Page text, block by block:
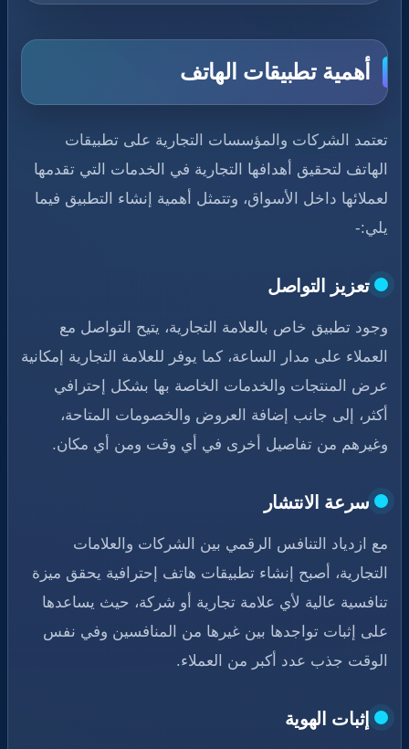
أهمية تطبيقات الهاتف
تعتمد الشركات والمؤسسات التجارية على تطبيقات
الهاتف لتحقيق أهدافها التجارية في الخدمات التي تقدمها
لعملائها داخل الأسواق، وتتمثل أهمية إنشاء التطبيق فيما
يلي:-
تعزيز التواصل
وجود تطبيق خاص بالعلامة التجارية، يتيح التواصل مع
العملاء على مدار الساعة، كما يوفر للعلامة التجارية إمكانية
عرض المنتجات والخدمات الخاصة بها بشكل إحترافي
أكثر، إلى جانب إضافة العروض والخصومات المتاحة،
وغيرهم من تفاصيل أخرى في أي وقت ومن أي مكان.
سرعة الانتشار
مع ازدياد التنافس الرقمي بين الشركات والعلامات
التجارية، أصبح إنشاء تطبيقات هاتف إحترافية يحقق ميزة
تنافسية عالية لأي علامة تجارية أو شركة، حيث يساعدها
على إثبات تواجدها بين غيرها من المنافسين وفي نفس
الوقت جذب عدد أكبر من العملاء.
إثبات الهوية